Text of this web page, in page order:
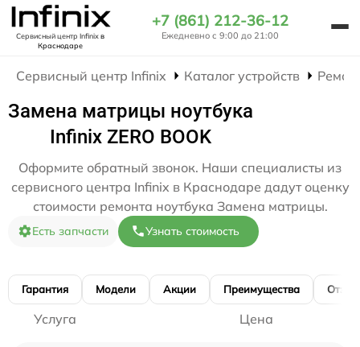
Сервисный центр Infinixв
Краснодаре
+7 (861) 212-36-12
Ежедневно с 9:00 до 21:00
Сервисный центр Infinix Каталог устройств
Замена матрицы ноутбука
Infinix ZERO BOOK
Оформите обратный звонок. Наши специалисты из
сервисного центра Infinix в Краснодаре дадут оценку
стоимости ремонта ноутбука Замена матрицы.
Есть запчасти Узнать стоимость
Гарантия Модели Акции Преимущества
Услуга Цена